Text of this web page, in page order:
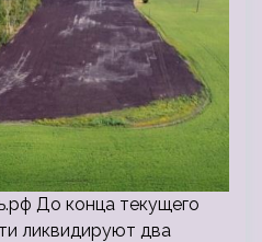
До конца текущего
ликвидируют два